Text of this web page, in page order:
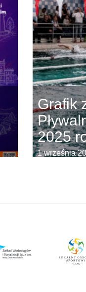
Grafik
2025
1 września